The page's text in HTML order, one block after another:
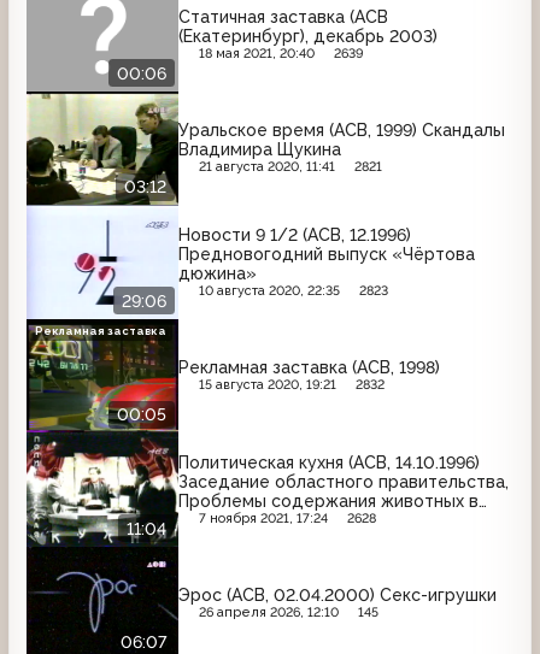
00:06
Статичная заставка (АСВ
(Екатеринбург), декабрь 2003)
18 мая 2021, 20:40 2639
03:12
Уральское время (АСВ, 1999) Скандалы
Владимира Щукина
21 августа 2020, 11:41 2821
29:06
Новости 9 1/2 (АСВ, 12.1996)
Предновогодний выпуск «Чёртова
дюжина»
10 августа 2020, 22:35 2823
00:05
Рекламная заставка (АСВ, 1998)
15 августа 2020, 19:21 2832
Рекламная заставка
11:04
Политическая кухня (АСВ, 14.10.1996)
Заседание областного правительства,
Проблемы содержания животных в
области, Пресс-конференция мэра
7 ноября 2021, 17:24 2628
06:07
Эрос (АСВ, 02.04.2000) Секс-игрушки
26 апреля 2026, 12:10 145